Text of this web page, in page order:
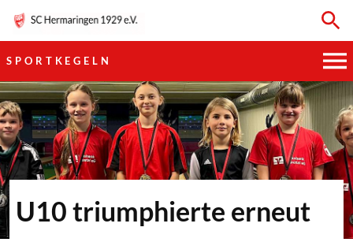
SPORTKEGELN
HAUPTVEREIN
SPORTKEGELN
FUSSBALL
GYMNASTIK
U10 triumphierte erneut